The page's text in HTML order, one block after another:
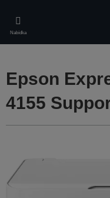
main
content
Nabídka
Epson
4155